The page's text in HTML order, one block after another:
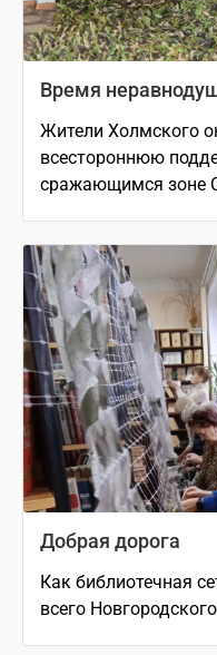
Время
Жители Холмского
всестороннюю
сражающимся зоне
Добрая дорога
Как библиотечная
всего